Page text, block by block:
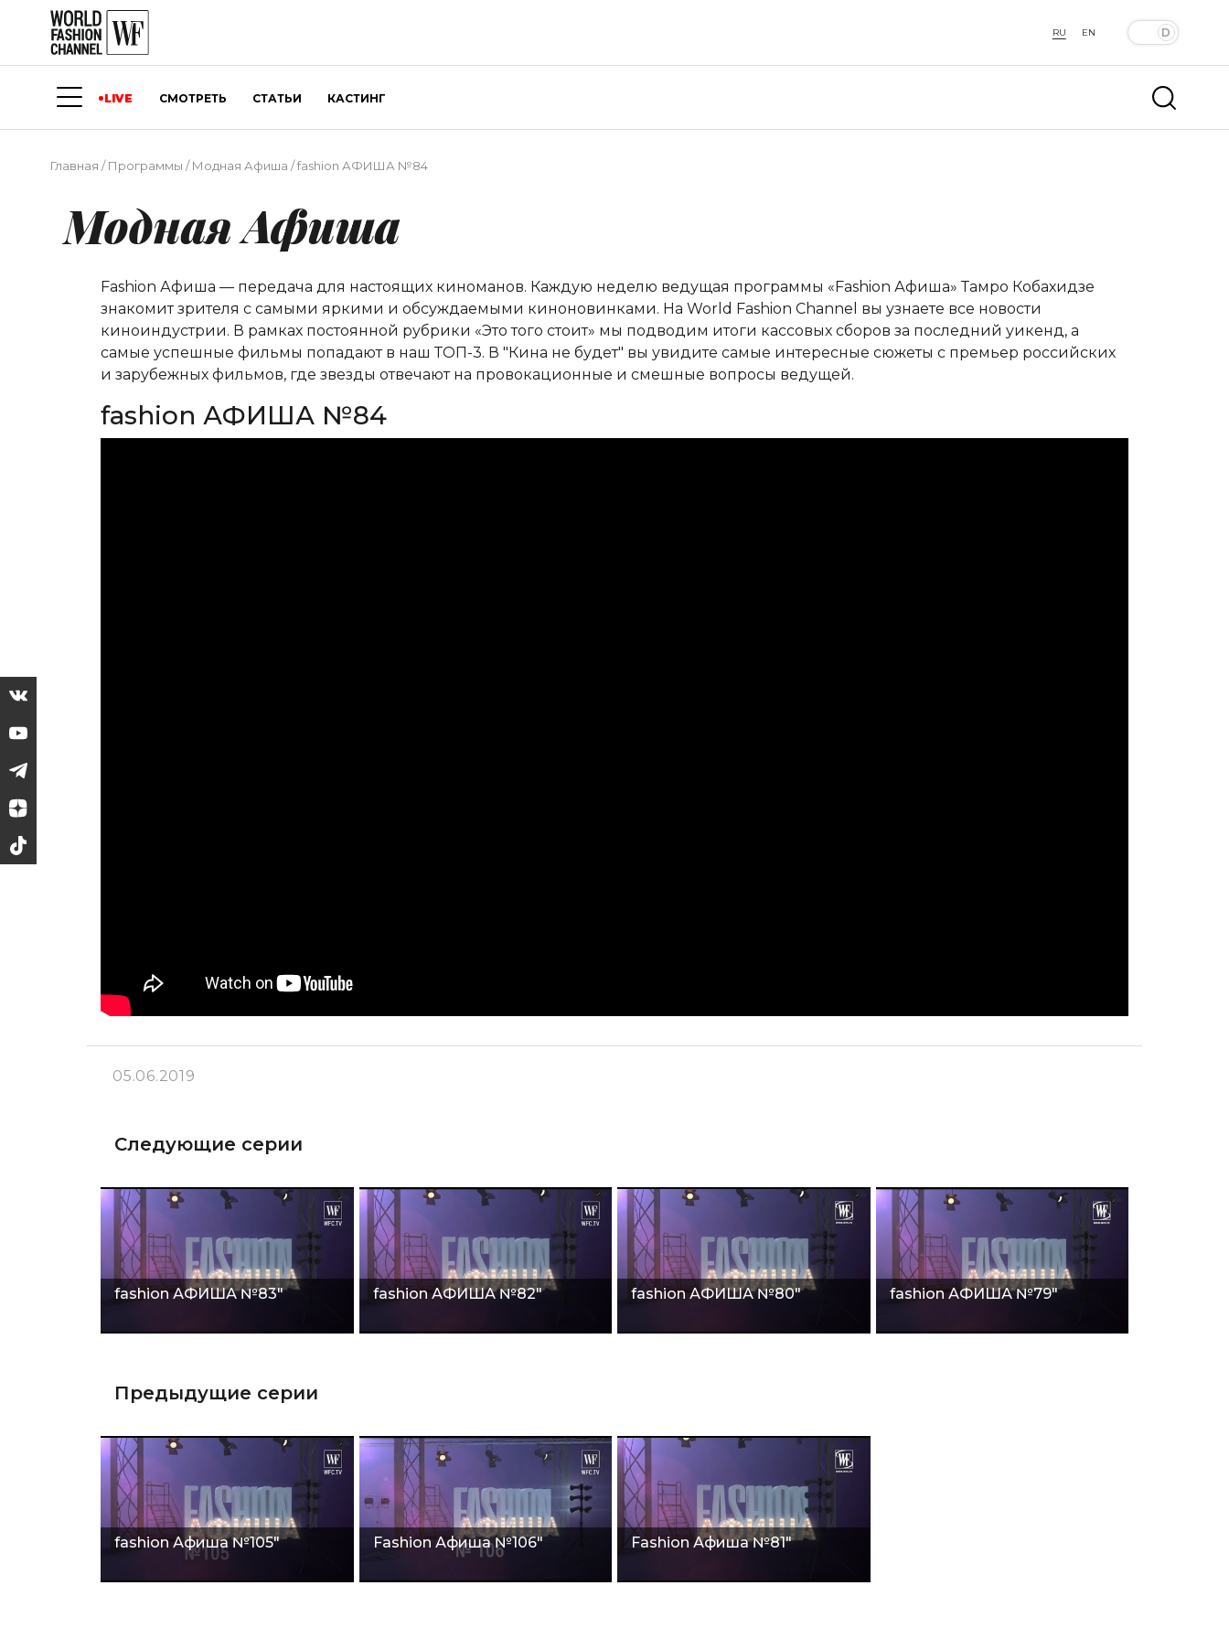
RU EN
LIVE СМОТРЕТЬ СТАТЬИ КАСТИНГ
Главная /Программы /Модная Афиша /fashion АФИША №84
Модная Афиша
Fashion Афиша — передача для настоящих киноманов. Каждую неделю ведущая программы «Fashion Афиша»Тамро Кобахидзе
знакомит зрителя с самыми яркими и обсуждаемыми киноновинками. На World Fashion Channel вы узнаете все новости
киноиндустрии. В рамках постоянной рубрики «Это того стоит» мы подводим итоги кассовых сборов за последний уикенд, а
самые успешные фильмы попадают в наш ТОП-3. В "Кина не будет" вы увидите самые интересные сюжеты с премьер российских
и зарубежных фильмов, где звезды отвечают на провокационные и смешные вопросы ведущей.
fashion АФИША №84
05.06.2019
Следующие серии
fashion АФИША №83" fashion АФИША №82" fashion АФИША №80" fashion АФИША №79"
Предыдущие серии
fashion Афиша №105" Fashion Афиша №106" Fashion Афиша №81"